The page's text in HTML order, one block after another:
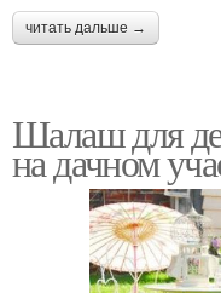
читать дальше →
Шалаш для
на дачном